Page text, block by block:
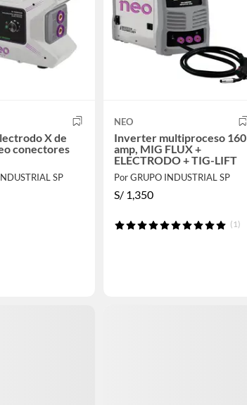
X de
conectores
SP
NEO
Inverter multiproceso 160
amp, MIG FLUX +
ELECTRODO + TIG-LIFT
Por GRUPO INDUSTRIAL SP
S/ 1,350
(1)